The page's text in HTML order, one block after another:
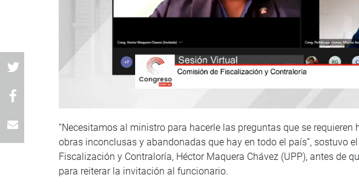
“Necesitamos al ministro para hacerle las preguntas que se
obras inconclusas y abandonadas que hay en todo el país”, sostuvo
Fiscalización y Contraloría, Héctor Maquera Chávez (UPP), antes de
para reiterar la invitación al funcionario.